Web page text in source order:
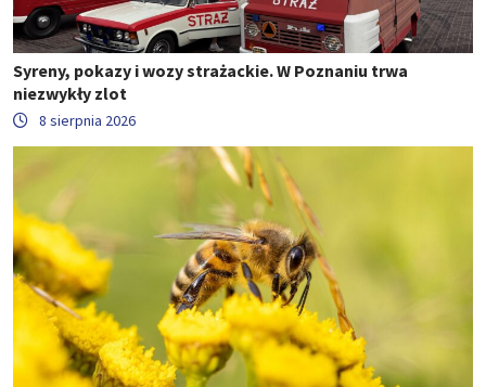
Syreny, pokazy i wozy strażackie. W Poznaniu trwa
niezwykły zlot
8 sierpnia 2026